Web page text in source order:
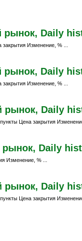
Daily
закрытия Изменение, % ...
Daily
закрытия Изменение, % ...
Daily
Цена закрытия
Daily
Изменение, % ...
Daily
Цена закрытия